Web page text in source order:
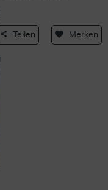
Teilen Merken